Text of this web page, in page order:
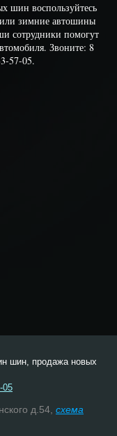
шин воспользуйтесь
зимние автошины
сотрудники помогут
Звоните: 8
57-05.
шин, продажа новых
05
д.54, схема